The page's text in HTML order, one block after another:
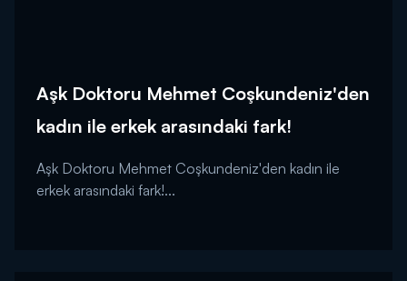
Aşk Doktoru Mehmet Coşkundeniz'den
kadın ile erkek arasındaki fark!
Aşk Doktoru Mehmet Coşkundeniz'den kadın ile
erkek arasındaki fark!...